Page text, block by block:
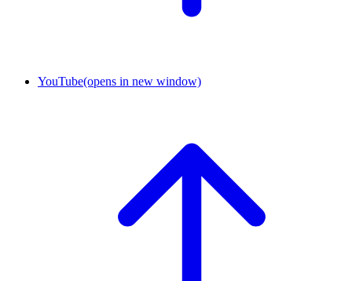
YouTube(opens in new window)